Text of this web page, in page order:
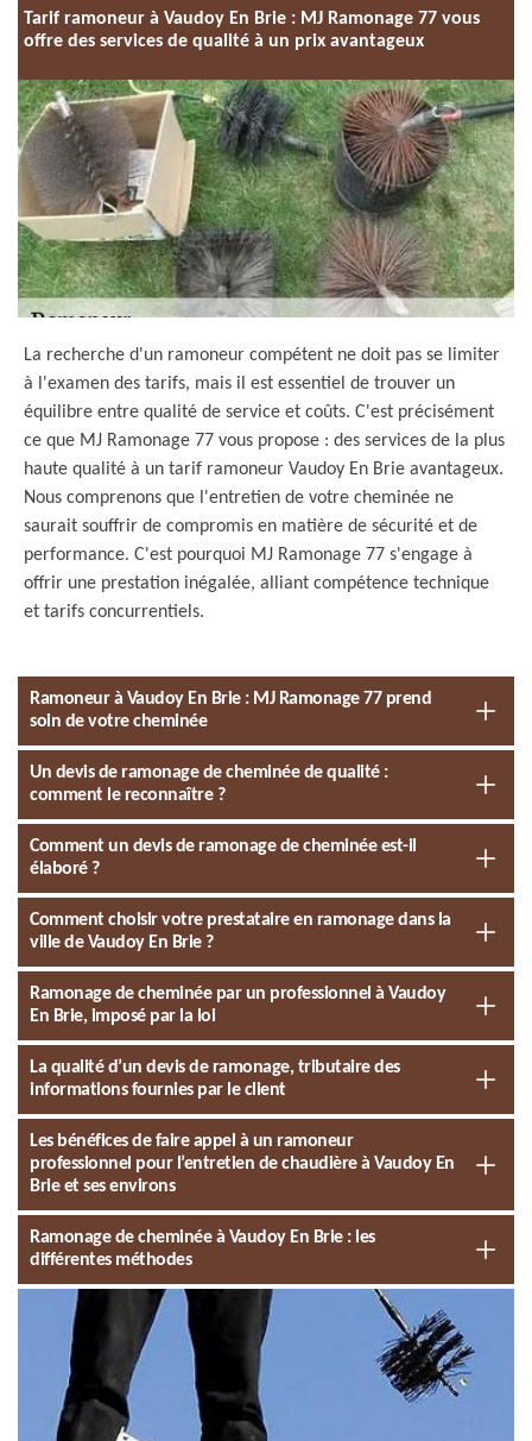
Tarif ramoneur à Vaudoy En Brie : MJ Ramonage 77 vous
offre des services de qualité à un prix avantageux
La recherche d'un ramoneur compétent ne doit pas se limiter
à l'examen des tarifs, mais il est essentiel de trouver un
équilibre entre qualité de service et coûts. C'est précisément
ce que MJ Ramonage 77 vous propose : des services de la plus
haute qualité à un tarif ramoneur Vaudoy En Brie avantageux.
Nous comprenons que l'entretien de votre cheminée ne
saurait souffrir de compromis en matière de sécurité et de
performance. C'est pourquoi MJ Ramonage 77 s'engage à
offrir une prestation inégalée, alliant compétence technique
et tarifs concurrentiels.
Ramoneur à Vaudoy En Brie : MJ Ramonage 77 prend
soin de votre cheminée
Un devis de ramonage de cheminée de qualité :
comment le reconnaître ?
Comment un devis de ramonage de cheminée est-il
élaboré ?
Comment choisir votre prestataire en ramonage dans la
ville de Vaudoy En Brie ?
Ramonage de cheminée par un professionnel à Vaudoy
En Brie, imposé par la loi
La qualité d’un devis de ramonage, tributaire des
informations fournies par le client
Les bénéfices de faire appel à un ramoneur
professionnel pour l’entretien de chaudière à Vaudoy En
Brie et ses environs
Ramonage de cheminée à Vaudoy En Brie : les
différentes méthodes